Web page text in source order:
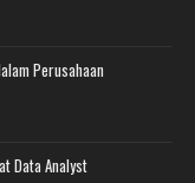
Perusahaan
Data Analyst